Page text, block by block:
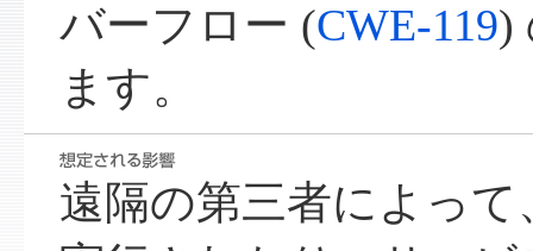
バーフロー (CWE-119)
ます。
遠隔の第三者によっ